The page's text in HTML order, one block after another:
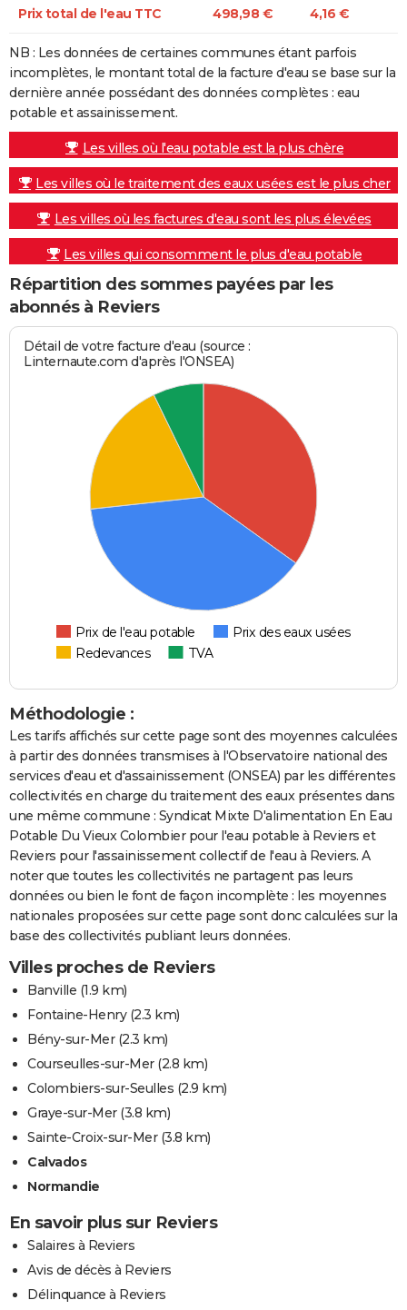
Prix total de l'eau TTC 498,98 € 4,16 €
NB : Les données de certaines communes étant parfois
incomplètes, le montant total de la facture d'eau se base sur la
dernière année possédant des données complètes : eau
potable et assainissement.
Les villes où l'eau potable est la plus chère
Les villes où le traitement des eaux usées est le plus cher
Les villes où les factures d'eau sont les plus élevées
Les villes qui consomment le plus d'eau potable
Répartition des sommes payées par les
abonnés à Reviers
Détail de votre facture d'eau (source :
Linternaute.com d'après l'ONSEA)
Prix de l'eau potable
Prix des eaux usées
Redevances
TVA
Méthodologie :
Les tarifs affichés sur cette page sont des moyennes calculées
à partir des données transmises à l'Observatoire national des
services d'eau et d'assainissement (ONSEA) par les différentes
collectivités en charge du traitement des eaux présentes dans
une même commune : Syndicat Mixte D'alimentation En Eau
Potable Du Vieux Colombier pour l'eau potable à Reviers et
Reviers pour l'assainissement collectif de l'eau à Reviers. A
noter que toutes les collectivités ne partagent pas leurs
données ou bien le font de façon incomplète : les moyennes
nationales proposées sur cette page sont donc calculées sur la
base des collectivités publiant leurs données.
Villes proches de Reviers
Banville (1.9 km)
Fontaine-Henry(2.3 km)
Bény-sur-Mer(2.3 km)
Courseulles-sur-Mer(2.8 km)
Colombiers-sur-Seulles (2.9 km)
Graye-sur-Mer(3.8 km)
Sainte-Croix-sur-Mer(3.8 km)
Calvados
Normandie
En savoir plus sur Reviers
Salaires à Reviers
Avis de décès à Reviers
Délinquance à Reviers